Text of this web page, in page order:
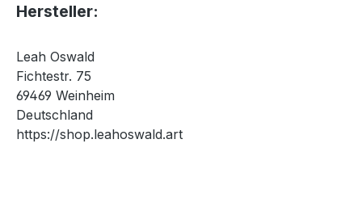
Hersteller:
Leah Oswald
Fichtestr. 75
69469 Weinheim
Deutschland
https://shop.leahoswald.art